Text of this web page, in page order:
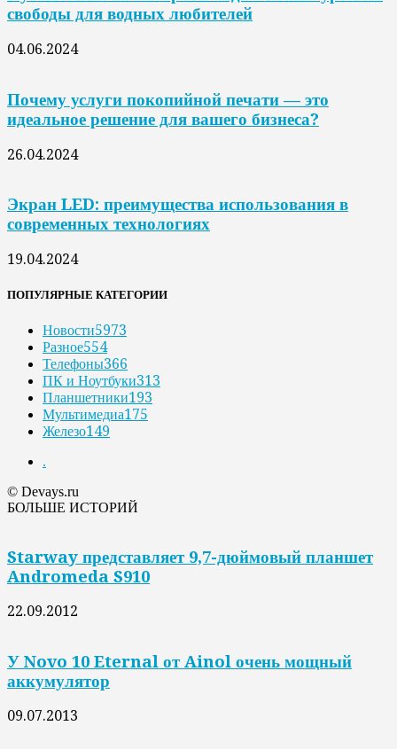
свободы для водных любителей
04.06.2024
Почему услуги покопийной печати — это
идеальное решение для вашего бизнеса?
26.04.2024
Экран LED: преимущества использования в
современных технологиях
19.04.2024
ПОПУЛЯРНЫЕ КАТЕГОРИИ
Новости5973
Разное554
Телефоны366
ПК и Ноутбуки313
Планшетники193
Мультимедиа175
Железо149
.
© Devays.ru
БОЛЬШЕ ИСТОРИЙ
Starway представляет 9,7-дюймовый планшет
Andromeda S910
22.09.2012
У Novo 10 Eternal от Ainol очень мощный
аккумулятор
09.07.2013